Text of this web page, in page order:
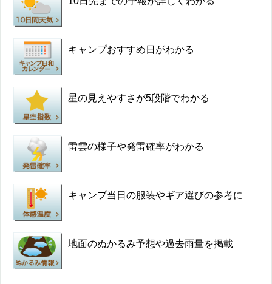
キャンプおすすめ日がわかる
星の見えやすさが5段階でわかる
雷雲の様子や発雷確率がわかる
キャンプ当日の服装やギア選びの参考に
地面のぬかるみ予想や過去雨量を掲載